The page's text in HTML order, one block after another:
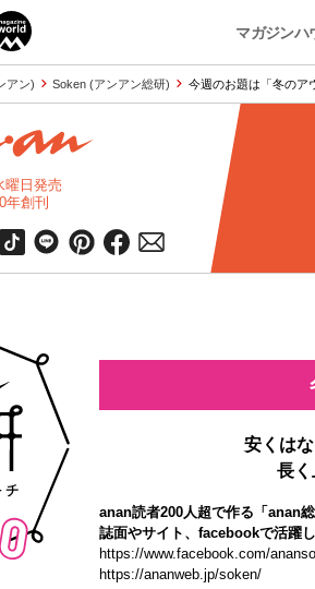
マガジンハ
アン) Soken (アンアン総研) 今週のお題は「冬のア
曜日発売
年創刊
安くは
長
anan読者200人超で作る「anan
誌面やサイト、facebookで活躍
https://www.facebook.com/
https://ananweb.jp/soken/